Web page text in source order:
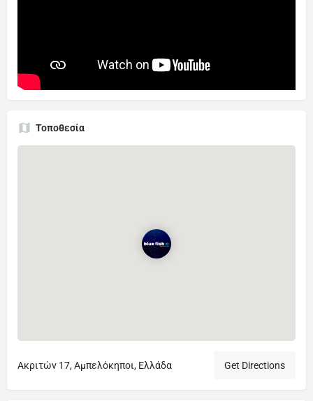
Τοποθεσία
Ακριτών 17, Αμπελόκηποι, Ελλάδα Get Directions